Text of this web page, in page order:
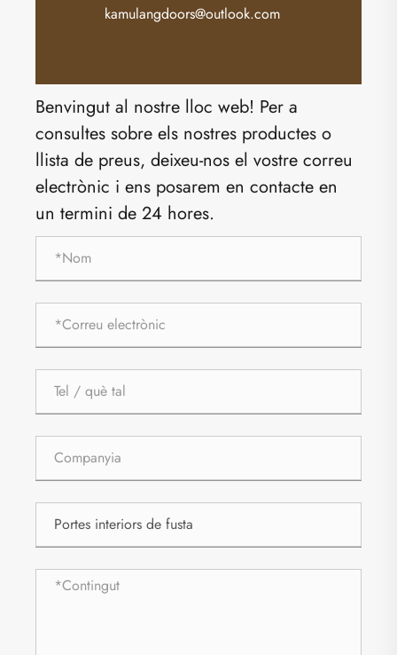
kamulangdoors@outlook.com
Benvingut al nostre lloc web! Per a
consultes sobre els nostres productes o
llista de preus, deixeu-nos el vostre correu
electrònic i ens posarem en contacte en
un termini de 24 hores.